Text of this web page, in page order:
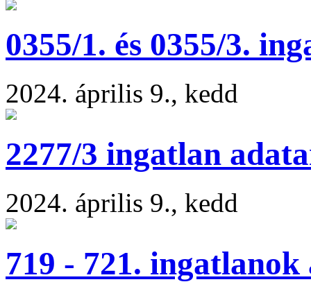
0355/1. és 0355/3.
2024. április 9., kedd
2277/3 ingatlan
2024. április 9., kedd
719 - 721. ingatlanok